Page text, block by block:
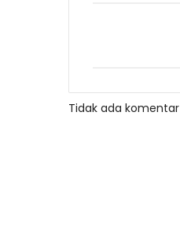
Tidak ada komentar